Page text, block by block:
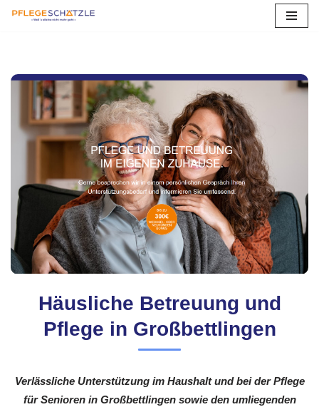
springen
Häusliche Betreuung und
Pflege in Großbettlingen
Verlässliche Unterstützung im Haushalt und bei der Pflege
für Senioren in Großbettlingen sowie den umliegenden